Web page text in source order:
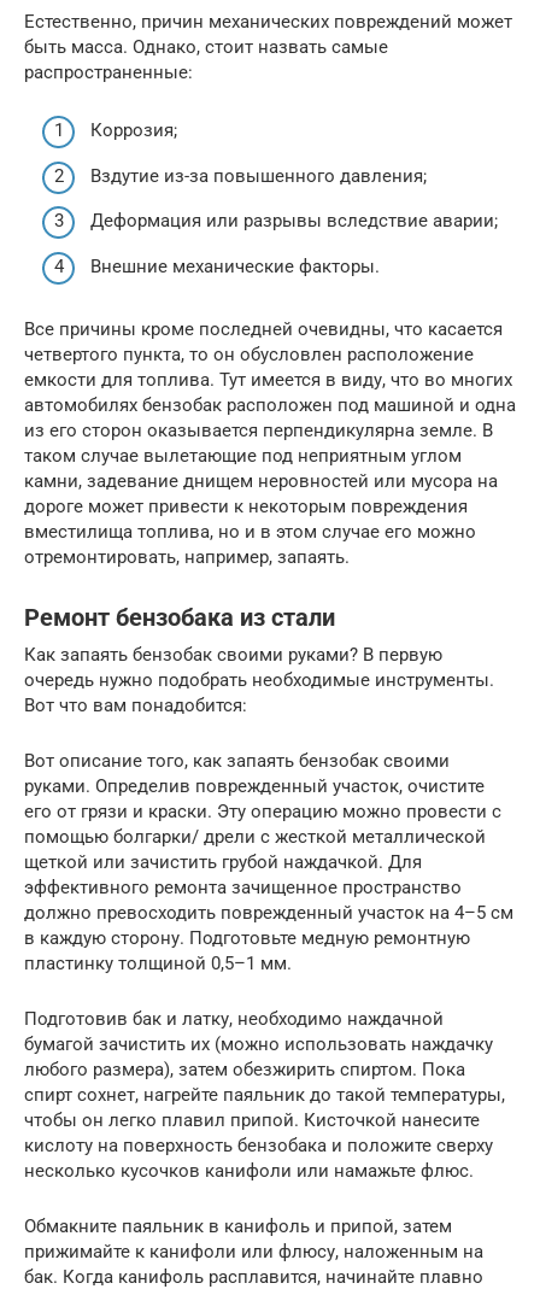
Естественно, причин механических повреждений может
быть масса. Однако, стоит назвать самые
распространенные:
Коррозия;
Вздутие из-за повышенного давления;
Деформация или разрывы вследствие аварии;
Внешние механические факторы.
Все причины кроме последней очевидны, что касается
четвертого пункта, то он обусловлен расположение
емкости для топлива. Тут имеется в виду, что во многих
автомобилях бензобак расположен под машиной и одна
из его сторон оказывается перпендикулярна земле. В
таком случае вылетающие под неприятным углом
камни, задевание днищем неровностей или мусора на
дороге может привести к некоторым повреждения
вместилища топлива, но и в этом случае его можно
отремонтировать, например, запаять.
Ремонт бензобака из стали
Как запаять бензобак своими руками? В первую
очередь нужно подобрать необходимые инструменты.
Вот что вам понадобится:
Вот описание того, как запаять бензобак своими
руками. Определив поврежденный участок, очистите
его от грязи и краски. Эту операцию можно провести с
помощью болгарки/ дрели с жесткой металлической
щеткой или зачистить грубой наждачкой. Для
эффективного ремонта зачищенное пространство
должно превосходить поврежденный участок на 4–5 см
в каждую сторону. Подготовьте медную ремонтную
пластинку толщиной 0,5–1 мм.
Подготовив бак и латку, необходимо наждачной
бумагой зачистить их (можно использовать наждачку
любого размера), затем обезжирить спиртом. Пока
спирт сохнет, нагрейте паяльник до такой температуры,
чтобы он легко плавил припой. Кисточкой нанесите
кислоту на поверхность бензобака и положите сверху
несколько кусочков канифоли или намажьте флюс.
Обмакните паяльник в канифоль и припой, затем
прижимайте к канифоли или флюсу, наложенным на
бак. Когда канифоль расплавится, начинайте плавно